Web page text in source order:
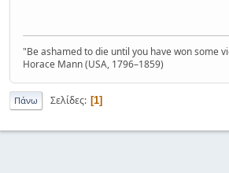
"Be ashamed to die until you have won some
Horace Mann (USA, 1796–1859)
Πάνω Σελίδες 1